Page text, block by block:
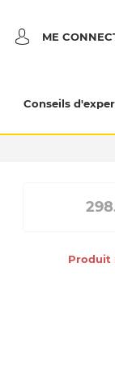
ME
Conseils
Produit